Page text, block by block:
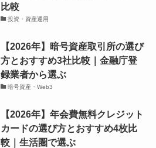
比較
投資・資産運用
【2026年】暗号資産取引所の選び
方とおすすめ3社比較｜金融庁登
録業者から選ぶ
暗号資産・Web3
【2026年】年会費無料クレジット
カードの選び方とおすすめ4枚比
較｜生活圏で選ぶ